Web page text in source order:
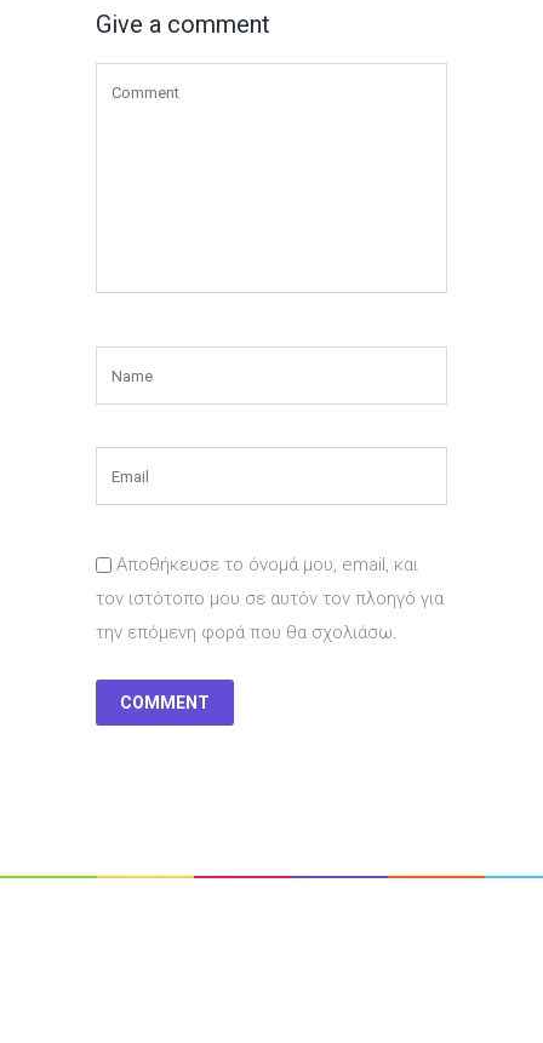
Give a comment
Αποθήκευσε το όνομά μου, email, και
τον ιστότοπο μου σε αυτόν τον πλοηγό για
την επόμενη φορά που θα σχολιάσω.